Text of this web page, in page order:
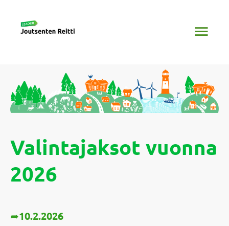
sisältöön
Valintajaksot vuonna
2026
➦10.2.2026